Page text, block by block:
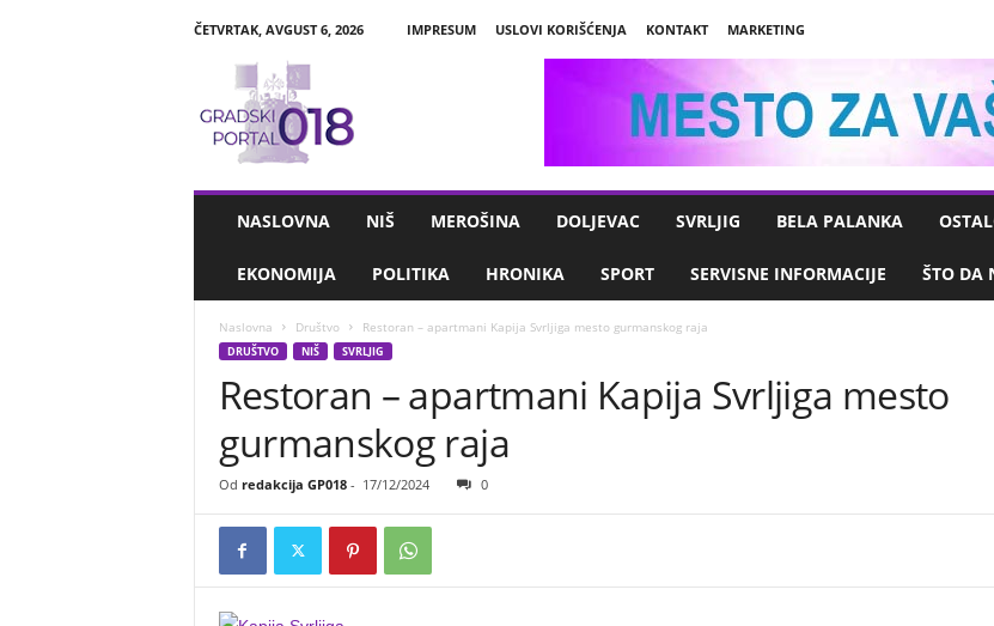
ČETVRTAK, AVGUST 6, 2026 IMPRESUM USLOVI KORIŠĆENJA KONTAKT
MARKETING
NASLOVNA NIŠ MEROŠINA DOLJEVAC SVRLJIG BELA PALANKA
EKONOMIJA POLITIKA HRONIKA SPORT SERVISNE INFORMACIJE ŠTO DA
Naslovna Društvo Restoran – apartmani Kapija Svrljiga mesto gurmanskog raja
DRUŠTVO NIŠ SVRLJIG
Restoran – apartmani Kapija Svrljiga mesto
gurmanskog raja
Od redakcija GP018- 17/12/2024 0